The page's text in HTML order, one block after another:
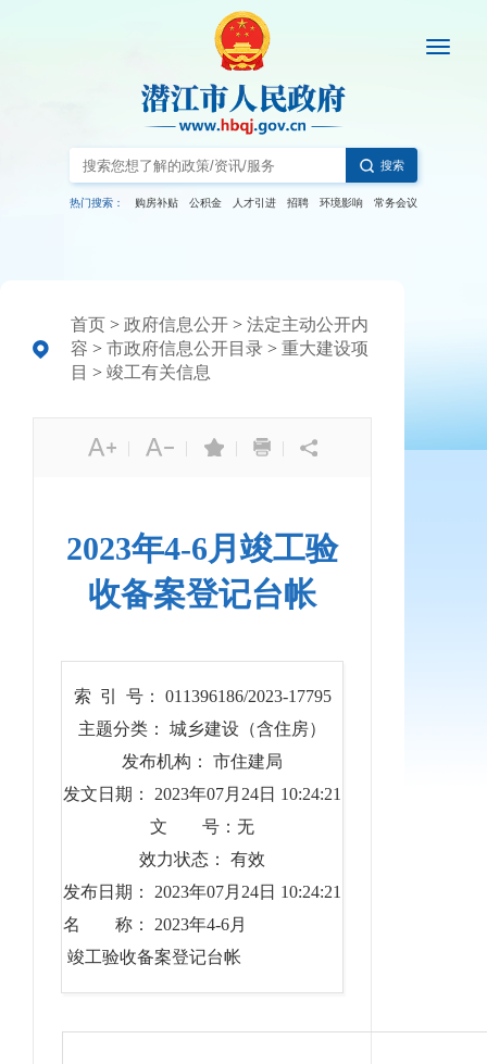
搜索
热门搜索： 购房补贴 公积金 人才引进 招聘 环境影响 常务会议
首页 > 政府信息公开 > 法定主动公开内
容 > 市政府信息公开目录 > 重大建设项
目 > 竣工有关信息
| | | |
2023年4-6月竣工验
收备案登记台帐
索 引 号： 011396186/2023-17795
主题分类： 城乡建设（含住房）
发布机构： 市住建局
发文日期： 2023年07月24日 10:24:21
文 号：无
效力状态： 有效
发布日期： 2023年07月24日 10:24:21
名 称： 2023年4-6月
竣工验收备案登记台帐